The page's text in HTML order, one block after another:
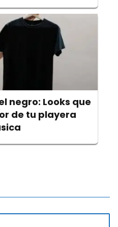
negro: Looks que
de tu playera